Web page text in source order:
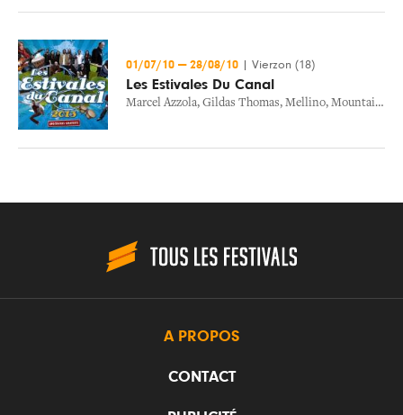
01/07/10 — 28/08/10 Vierzon (18)
Les Estivales Du Canal
Marcel Azzola, Gildas Thomas, Mellino, Mountain Men
A PROPOS
CONTACT